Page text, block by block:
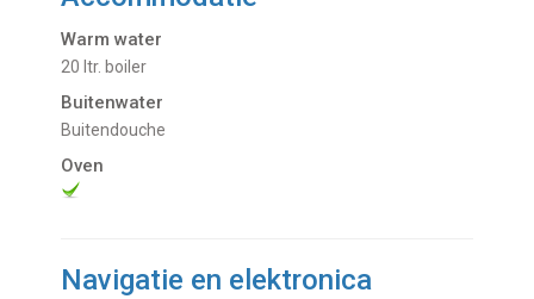
Warm water
20 ltr. boiler
Buitenwater
buitendouche
Oven
Navigatie en elektronica